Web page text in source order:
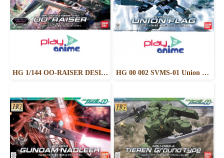
HG 1/144 OO-RAISER DESIGNER S COLOR VER. HG 00 002 SVMS-01 Union Flag Mass Production Type